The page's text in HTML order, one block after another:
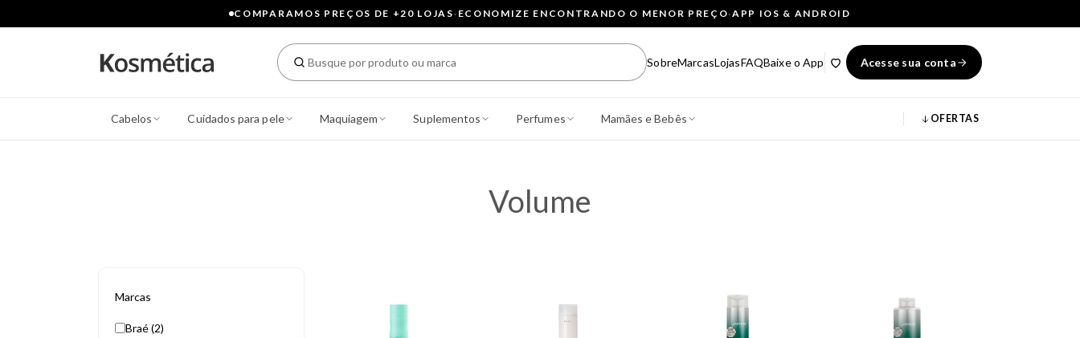
COMPARAMOS PREÇOS DE +20 LOJAS· ECONOMIZE ENCONTRANDO O MENOR PREÇO·APP IOS & ANDROID
SobreMarcasLojasFAQBaixe o App Acesse sua conta
Cabelos Cuidados para pele Maquiagem Suplementos Perfumes Mamães e Bebês OFERTAS
Volume
Marcas
Braé (2)